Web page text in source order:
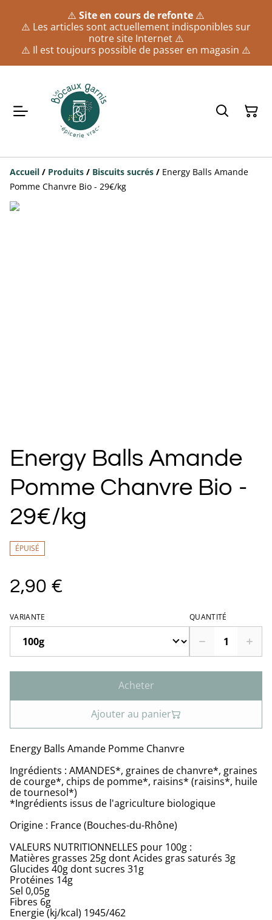
⚠️ Site en cours de refonte ⚠️
⚠️ Les articles sont actuellement indisponibles sur
notre site Internet ⚠️
⚠️ Il est toujours possible de passer en magasin ⚠️
Accueil / Produits / Biscuits sucrés / Energy Balls Amande
Pomme Chanvre Bio - 29€/kg
Energy Balls Amande
Pomme Chanvre Bio -
29€/kg
ÉPUISÉ
2,90 €
VARIANTE QUANTITÉ
Acheter
Ajouter au panier
Energy Balls Amande Pomme Chanvre
Ingrédients : AMANDES*, graines de chanvre*, graines
de courge*, chips de pomme*, raisins* (raisins*, huile
de tournesol*)
*Ingrédients issus de l'agriculture biologique
Origine : France (Bouches-du-Rhône)
VALEURS NUTRITIONNELLES pour 100g :
Matières grasses 25g dont Acides gras saturés 3g
Glucides 40g dont sucres 31g
Protéines 14g
Sel 0,05g
Fibres 6g
Energie (kj/kcal) 1945/462